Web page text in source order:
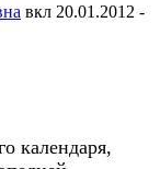
вкл 20.01.2012 -
календаря,